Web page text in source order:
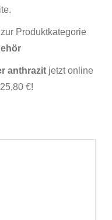
Produktkategorie
anthrazit jetzt online
€!